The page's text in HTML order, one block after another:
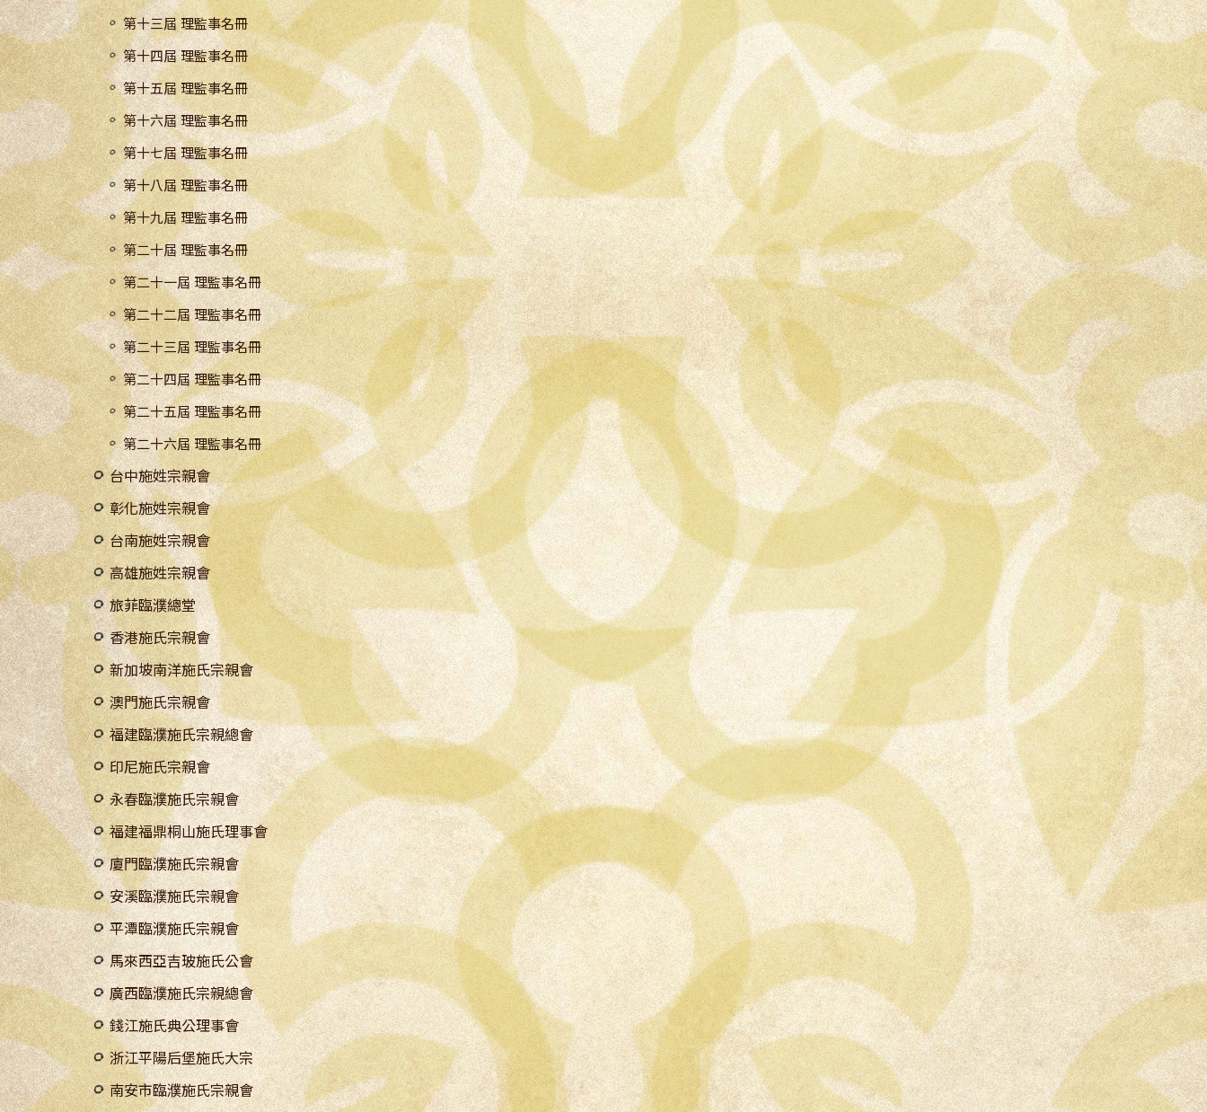
第十三屆 理監事名冊
第十四屆 理監事名冊
第十五屆 理監事名冊
第十六屆 理監事名冊
第十七屆 理監事名冊
第十八屆 理監事名冊
第十九屆 理監事名冊
第二十屆 理監事名冊
第二十一屆 理監事名冊
第二十二屆 理監事名冊
第二十三屆 理監事名冊
第二十四屆 理監事名冊
第二十五屆 理監事名冊
第二十六屆 理監事名冊
台中施姓宗親會
彰化施姓宗親會
台南施姓宗親會
高雄施姓宗親會
旅菲臨濮總堂
香港施氏宗親會
新加坡南洋施氏宗親會
澳門施氏宗親會
福建臨濮施氏宗親總會
印尼施氏宗親會
永春臨濮施氏宗親會
福建福鼎桐山施氏理事會
廈門臨濮施氏宗親會
安溪臨濮施氏宗親會
平潭臨濮施氏宗親會
馬來西亞吉玻施氏公會
廣西臨濮施氏宗親總會
錢江施氏典公理事會
浙江平陽后堡施氏大宗
南安市臨濮施氏宗親會